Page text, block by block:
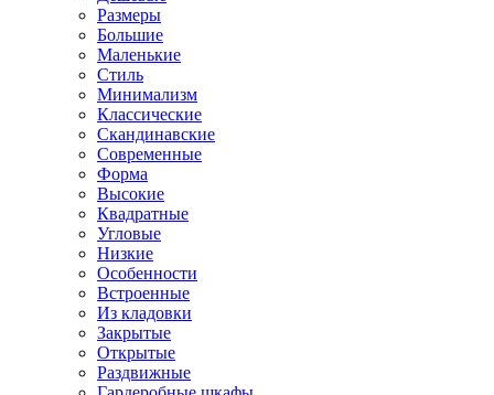
Размеры
Большие
Маленькие
Стиль
Минимализм
Классические
Скандинавские
Современные
Форма
Высокие
Квадратные
Угловые
Низкие
Особенности
Встроенные
Из кладовки
Закрытые
Открытые
Раздвижные